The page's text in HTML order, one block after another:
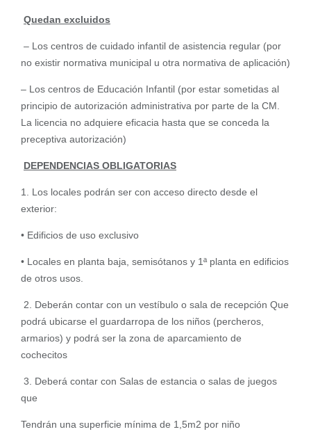
Quedan excluidos
– Los centros de cuidado infantil de asistencia regular (por
no existir normativa municipal u otra normativa de aplicación)
– Los centros de Educación Infantil (por estar sometidas al
principio de autorización administrativa por parte de la CM.
La licencia no adquiere eficacia hasta que se conceda la
preceptiva autorización)
DEPENDENCIAS OBLIGATORIAS
1. Los locales podrán ser con acceso directo desde el
exterior:
• Edificios de uso exclusivo
• Locales en planta baja, semisótanos y 1ª planta en edificios
de otros usos.
2. Deberán contar con un vestíbulo o sala de recepción Que
podrá ubicarse el guardarropa de los niños (percheros,
armarios) y podrá ser la zona de aparcamiento de
cochecitos
3. Deberá contar con Salas de estancia o salas de juegos
que
Tendrán una superficie mínima de 1,5m2 por niño